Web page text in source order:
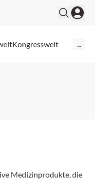
Kongresswelt
Medizinprodukte, die